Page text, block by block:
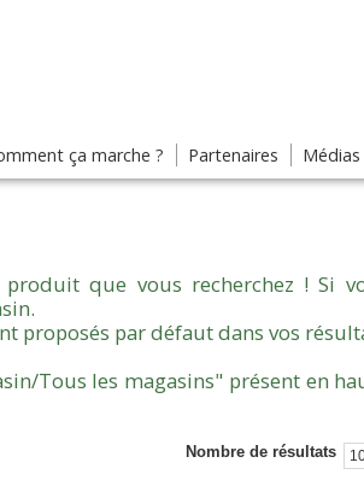
ça marche ? Partenaires Médias
que vous recherchez ! Si
proposés par défaut dans vos
Tous les magasins" présent en
Nombre de résultats